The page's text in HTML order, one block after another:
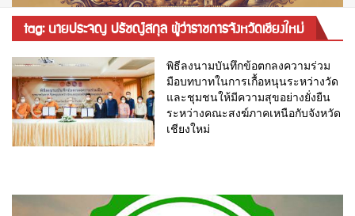
tag: นายประจญ ปรัชญ์สกุล ผู้ว่าราชการจังหวัดเชียงใหม่
พิธีลงนามบันทึกข้อตกลงความร่วม
มือบทบาทในการเกื้อหนุนระหว่างวัด
และชุมชนให้มีความสุขอย่างยั่งยืน
ระหว่างคณะสงฆ์ภาคเหนือกับจังหวัด
เชียงใหม่